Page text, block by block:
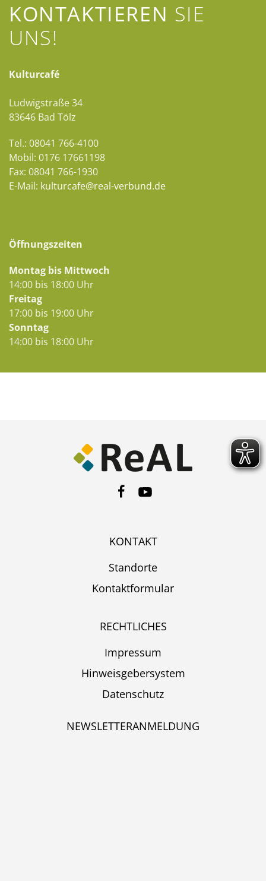
KONTAKTIEREN SIE
UNS!
Kulturcafé
Ludwigstraße 34
83646 Bad Tölz
Tel.: 08041 766-4100
Mobil: 0176 17661198
Fax: 08041 766-1930
E-Mail: kulturcafe@real-verbund.de
Öffnungszeiten
Montag bis Mittwoch
14:00 bis 18:00 Uhr
Freitag
17:00 bis 19:00 Uhr
Sonntag
14:00 bis 18:00 Uhr
KONTAKT
Standorte
Kontaktformular
RECHTLICHES
Impressum
Hinweisgebersystem
Datenschutz
NEWSLETTERANMELDUNG